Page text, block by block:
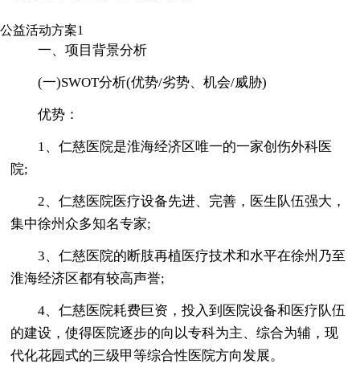
公益活动方案1
一、项目背景分析
(一)SWOT分析(优势/劣势、机会/威胁)
优势：
1、仁慈医院是淮海经济区唯一的一家创伤外科医
院;
2、仁慈医院医疗设备先进、完善，医生队伍强大，
集中徐州众多知名专家;
3、仁慈医院的断肢再植医疗技术和水平在徐州乃至
淮海经济区都有较高声誉;
4、仁慈医院耗费巨资，投入到医院设备和医疗队伍
的建设，使得医院逐步的向以专科为主、综合为辅，现
代化花园式的三级甲等综合性医院方向发展。